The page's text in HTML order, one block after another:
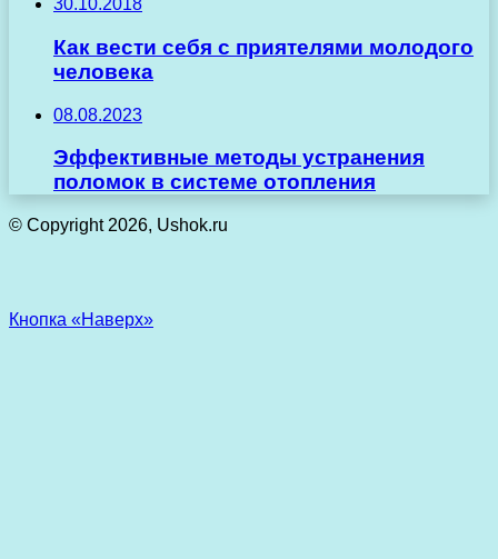
30.10.2018
Как вести себя с приятелями молодого
человека
08.08.2023
Эффективные методы устранения
поломок в системе отопления
© Copyright 2026, Ushok.ru
Кнопка «Наверх»